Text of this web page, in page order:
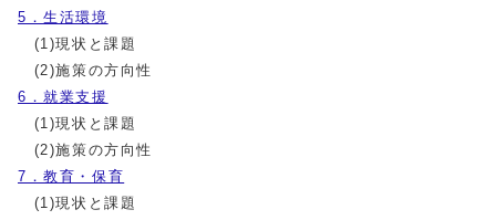
5．生活環境
(1)現状と課題
(2)施策の方向性
6．就業支援
(1)現状と課題
(2)施策の方向性
7．教育・保育
(1)現状と課題